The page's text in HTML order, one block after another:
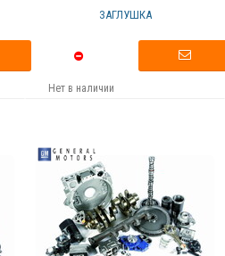
ЗАГЛУШКА
Нет в наличии